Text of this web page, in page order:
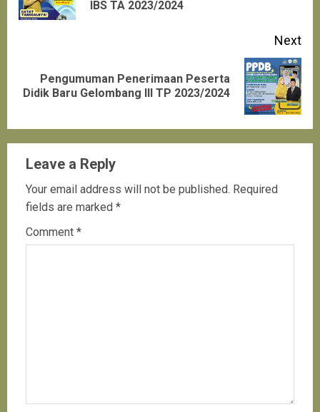
IBS TA 2023/2024
Next
Next
post:
Pengumuman Penerimaan Peserta
Didik Baru Gelombang III TP 2023/2024
Leave a Reply
Your email address will not be published. Required
fields are marked *
Comment *